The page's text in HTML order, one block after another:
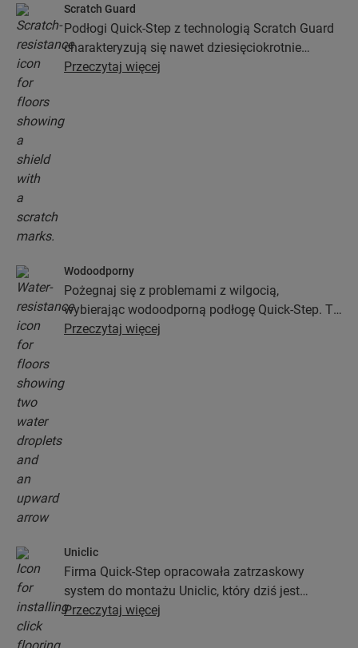
Scratch Guard
Podłogi Quick-Step z technologią Scratch Guard
charakteryzują się nawet dziesięciokrotnie
większą odpornością na zarysowania niż podłogi
Przeczytaj więcej
Wodoodporny
Pożegnaj się z problemami z wilgocią,
wybierając wodoodporną podłogę Quick-Step. Te
podłogi nie tylko wyglądają wyjątkowo stylowo i
prostsze niż kiedykolwiek wcześniej!
Przeczytaj więcej
Uniclic
Firma Quick-Step opracowała zatrzaskowy
system do montażu Uniclic, który dziś jest
standardowym systemem stosowanym przy
Przeczytaj więcej